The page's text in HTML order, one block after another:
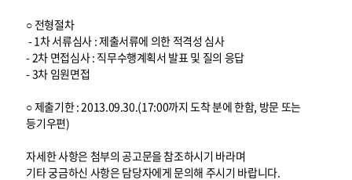
○ 전형절차
- 1차 서류심사 : 제출서류에 의한 적격성 심사
- 2차 면접심사 : 직무수행계획서 발표 및 질의 응답
- 3차 임원면접
○ 제출기한 : 2013.09.30.(17:00까지 도착 분에 한함, 방문 또는
등기우편)
자세한 사항은 첨부의 공고문을 참조하시기 바라며
기타 궁금하신 사항은 담당자에게 문의해 주시기 바랍니다.